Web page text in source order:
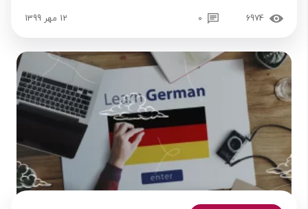
6974
0 12 مهر 1399